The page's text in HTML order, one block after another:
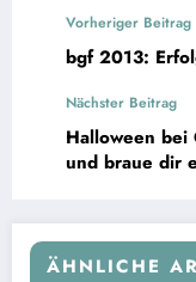
Vorheriger Beitrag
bgf 2013:
Nächster Beitrag
Halloween bei
und braue dir
ÄHNLICHE